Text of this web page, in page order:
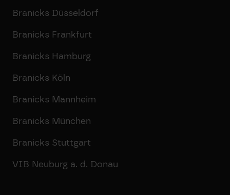
Branicks Düsseldorf
Branicks Frankfurt
Branicks Hamburg
Branicks Köln
Branicks Mannheim
Branicks München
Branicks Stuttgart
VIB Neuburg a. d. Donau